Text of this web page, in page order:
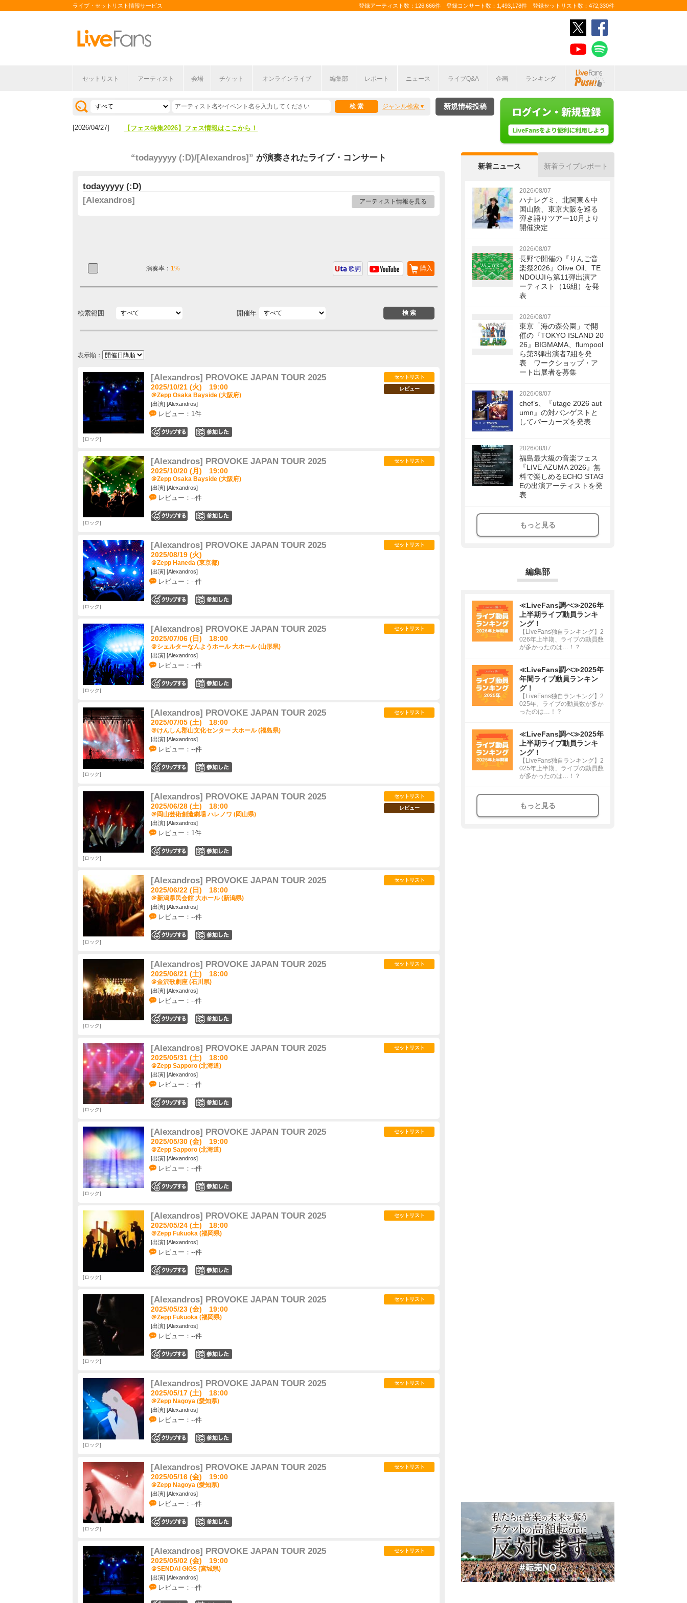
ライブ・セットリスト情報サービス 登録アーティスト数：126,666件 登録コンサート数：1,493,178件 登録セットリスト数：472,330件
セットリスト アーティスト 会場 チケット オンラインライブ 編集部 レポート ニュース ライブQ&A 企画 ランキング
ジャンル検索
[2026/07/28] 【ライブ動員ランキング】2026年上半期編発表！
[2026/04/27] 【フェス特集2026】フェス情報はここから！
新規情報投稿
“todayyyyy (:D)/[Alexandros]” が演奏されたライブ・コンサート
todayyyyy (:D)
[Alexandros]
アーティスト情報を見る
演奏率： 1% 購入
歌詞
検索範囲 開催年
表示順：
[Alexandros] PROVOKE JAPAN TOUR 2025
2025/10/21 (火) 19:00
＠Zepp Osaka Bayside (大阪府)
[出演] [Alexandros]
レビュー：1件
セットリスト
レビュー
ロック
[Alexandros] PROVOKE JAPAN TOUR 2025
2025/10/20 (月) 19:00
＠Zepp Osaka Bayside (大阪府)
[出演] [Alexandros]
レビュー：--件
セットリスト
ロック
[Alexandros] PROVOKE JAPAN TOUR 2025
2025/08/19 (火)
＠Zepp Haneda (東京都)
[出演] [Alexandros]
レビュー：--件
セットリスト
ロック
[Alexandros] PROVOKE JAPAN TOUR 2025
2025/07/06 (日) 18:00
＠シェルターなんようホール 大ホール (山形県)
[出演] [Alexandros]
レビュー：--件
セットリスト
ロック
[Alexandros] PROVOKE JAPAN TOUR 2025
2025/07/05 (土) 18:00
＠けんしん郡山文化センター 大ホール (福島県)
[出演] [Alexandros]
レビュー：--件
セットリスト
ロック
[Alexandros] PROVOKE JAPAN TOUR 2025
2025/06/28 (土) 18:00
＠岡山芸術創造劇場 ハレノワ (岡山県)
[出演] [Alexandros]
レビュー：1件
セットリスト
レビュー
ロック
[Alexandros] PROVOKE JAPAN TOUR 2025
2025/06/22 (日) 18:00
＠新潟県民会館 大ホール (新潟県)
[出演] [Alexandros]
レビュー：--件
セットリスト
ロック
[Alexandros] PROVOKE JAPAN TOUR 2025
2025/06/21 (土) 18:00
＠金沢歌劇座 (石川県)
[出演] [Alexandros]
レビュー：--件
セットリスト
ロック
[Alexandros] PROVOKE JAPAN TOUR 2025
2025/05/31 (土) 18:00
＠Zepp Sapporo (北海道)
[出演] [Alexandros]
レビュー：--件
セットリスト
ロック
[Alexandros] PROVOKE JAPAN TOUR 2025
2025/05/30 (金) 19:00
＠Zepp Sapporo (北海道)
[出演] [Alexandros]
レビュー：--件
セットリスト
ロック
[Alexandros] PROVOKE JAPAN TOUR 2025
2025/05/24 (土) 18:00
＠Zepp Fukuoka (福岡県)
[出演] [Alexandros]
レビュー：--件
セットリスト
ロック
[Alexandros] PROVOKE JAPAN TOUR 2025
2025/05/23 (金) 19:00
＠Zepp Fukuoka (福岡県)
[出演] [Alexandros]
レビュー：--件
セットリスト
ロック
[Alexandros] PROVOKE JAPAN TOUR 2025
2025/05/17 (土) 18:00
＠Zepp Nagoya (愛知県)
[出演] [Alexandros]
レビュー：--件
セットリスト
ロック
[Alexandros] PROVOKE JAPAN TOUR 2025
2025/05/16 (金) 19:00
＠Zepp Nagoya (愛知県)
[出演] [Alexandros]
レビュー：--件
セットリスト
ロック
[Alexandros] PROVOKE JAPAN TOUR 2025
2025/05/02 (金) 19:00
＠SENDAI GIGS (宮城県)
[出演] [Alexandros]
レビュー：--件
セットリスト
新着ニュース 新着ライブレポート
2026/08/07
ハナレグミ、北関東＆中
国山陰、東京大阪を巡る
弾き語りツアー10月より
開催決定
2026/08/07
長野で開催の『りんご音
楽祭2026』Olive Oil、TE
NDOUJIら第11弾出演ア
ーティスト（16組）を発
表
2026/08/07
東京「海の森公園」で開
催の『TOKYO ISLAND 20
26』BIGMAMA、flumpool
ら第3弾出演者7組を発
表 ワークショップ・ア
ート出展者を募集
2026/08/07
chef’s、『utage 2026 aut
umn』の対バンゲストと
してパーカーズを発表
2026/08/07
福島最大級の音楽フェス
『LIVE AZUMA 2026』無
料で楽しめるECHO STAG
Eの出演アーティストを発
表
もっと見る
編集部
≪LiveFans調べ≫2026年
上半期ライブ動員ランキ
ング！
【LiveFans独自ランキング】2
026年上半期、ライブの動員数
が多かったのは…！？
≪LiveFans調べ≫2025年
年間ライブ動員ランキン
グ！
【LiveFans独自ランキング】2
025年、ライブの動員数が多か
ったのは…！？
≪LiveFans調べ≫2025年
上半期ライブ動員ランキ
ング！
【LiveFans独自ランキング】2
025年上半期、ライブの動員数
が多かったのは…！？
もっと見る